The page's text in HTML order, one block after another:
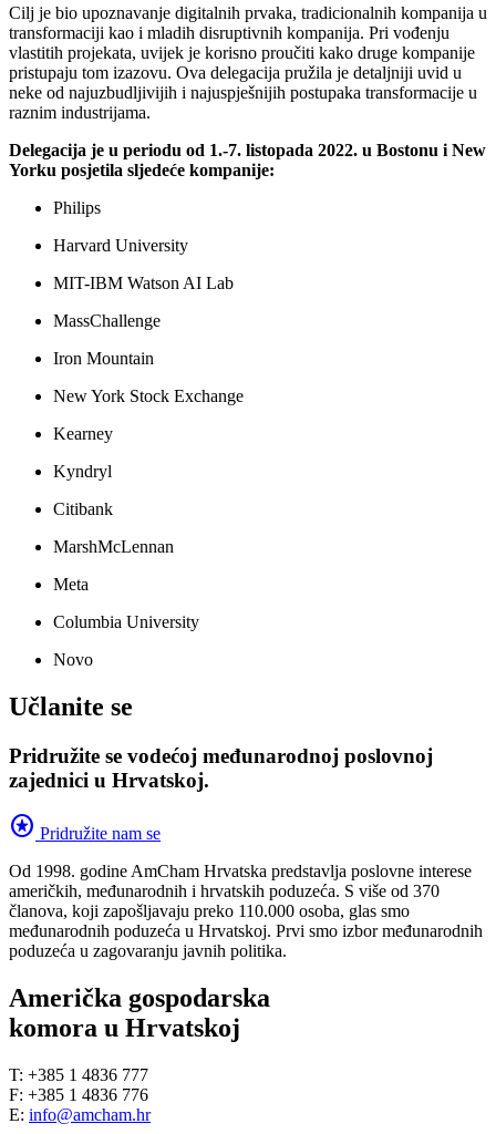
Cilj je bio upoznavanje digitalnih prvaka, tradicionalnih kompanija u
transformaciji kao i mladih disruptivnih kompanija. Pri vođenju
vlastitih projekata, uvijek je korisno proučiti kako druge kompanije
pristupaju tom izazovu. Ova delegacija pružila je detaljniji uvid u
neke od najuzbudljivijih i najuspješnijih postupaka transformacije u
raznim industrijama.
Delegacija je u periodu od 1.-7. listopada 2022. u Bostonu i New
Yorku posjetila sljedeće kompanije:
Philips
Harvard University
MIT-IBM Watson AI Lab
MassChallenge
Iron Mountain
New York Stock Exchange
Kearney
Kyndryl
Citibank
MarshMcLennan
Meta
Columbia University
Novo
Učlanite se
Pridružite se vodećoj međunarodnoj poslovnoj
zajednici u Hrvatskoj.
stars Pridružite nam se
Od 1998. godine AmCham Hrvatska predstavlja poslovne interese
američkih, međunarodnih i hrvatskih poduzeća. S više od 370
članova, koji zapošljavaju preko 110.000 osoba, glas smo
međunarodnih poduzeća u Hrvatskoj. Prvi smo izbor međunarodnih
poduzeća u zagovaranju javnih politika.
Američka gospodarska
komora u Hrvatskoj
T: +385 1 4836 777
F: +385 1 4836 776
E: info@amcham.hr